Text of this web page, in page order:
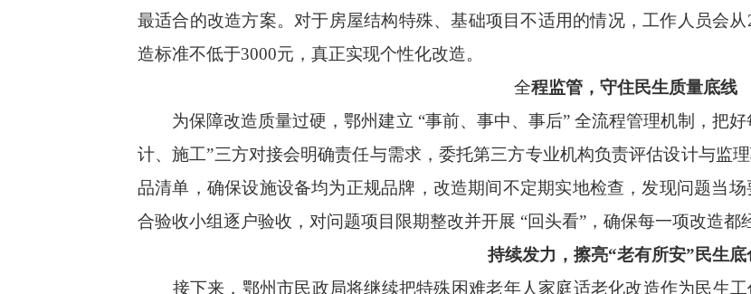
最适合的改造方案。对于房屋结构特殊、基础项目不适用的情况，工作人员会
造标准不低于3000元，真正实现个性化改造。
全程监管，守住民生质量底线
为保障改造质量过硬，鄂州建立 “事前、事中、事后” 全流程管理机制，把好
计、施工”三方对接会明确责任与需求，委托第三方专业机构负责评估设计与监
品清单，确保设施设备均为正规品牌，改造期间不定期实地检查，发现问题当
合验收小组逐户验收，对问题项目限期整改并开展 “回头看”，确保每一项改造都
持续发力，擦亮“老有所安”民生底
接下来，鄂州市民政局将继续把特殊困难老年人家庭适老化改造作为民生工